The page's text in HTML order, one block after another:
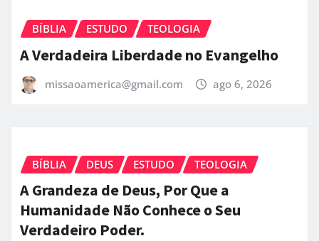
BÍBLIA ESTUDO TEOLOGIA
A Verdadeira Liberdade no Evangelho
missaoamerica@gmail.com ago 6, 2026
BÍBLIA DEUS ESTUDO TEOLOGIA
A Grandeza de Deus, Por Que a
Humanidade Não Conhece o Seu
Verdadeiro Poder.